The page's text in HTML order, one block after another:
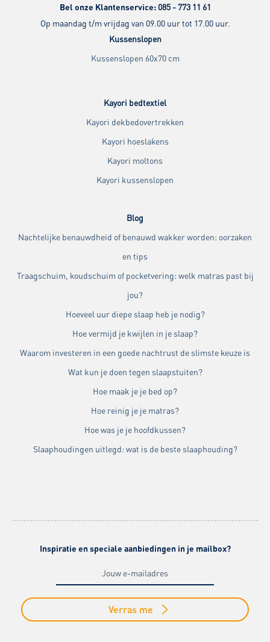
Bel onze Klantenservice: 085 - 773 11 61
Op maandag t/m vrijdag van 09.00 uur tot 17.00 uur.
Kussenslopen
Kussenslopen 60x70 cm
Kayori bedtextiel
Kayori dekbedovertrekken
Kayori hoeslakens
Kayori moltons
Kayori kussenslopen
Blog
Nachtelijke benauwdheid of benauwd wakker worden: oorzaken
en tips
Traagschuim, koudschuim of pocketvering: welk matras past bij
jou?
Hoeveel uur diepe slaap heb je nodig?
Hoe vermijd je kwijlen in je slaap?
Waarom investeren in een goede nachtrust de slimste keuze is
Wat kun je doen tegen slaapstuiten?
Hoe maak je je bed op?
Hoe reinig je je matras?
Hoe was je je hoofdkussen?
Slaaphoudingen uitlegd: wat is de beste slaaphouding?
Inspiratie en speciale aanbiedingen in je mailbox?
Verras me